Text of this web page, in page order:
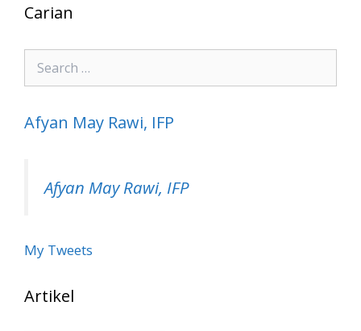
Carian
Search
for:
Afyan May Rawi, IFP
Afyan May Rawi, IFP
My Tweets
Artikel